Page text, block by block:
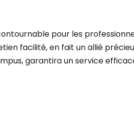
pour les
facilité, en fait un allié
garantira un service